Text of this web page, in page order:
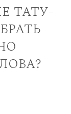
тату-